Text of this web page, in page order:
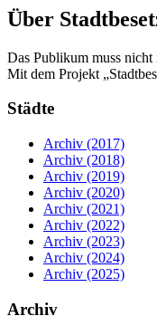
Über
Das Publikum muss nicht
Mit dem Projekt
Städte
Archiv (2017)
Archiv (2018)
Archiv (2019)
Archiv (2020)
Archiv (2021)
Archiv (2022)
Archiv (2023)
Archiv (2024)
Archiv (2025)
Archiv